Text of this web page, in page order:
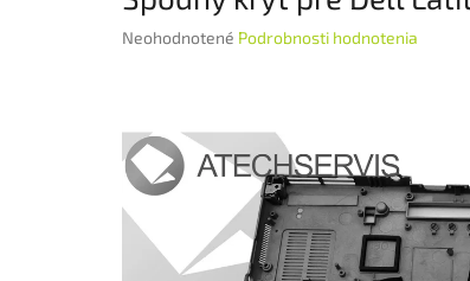
Priemerné
z
5
hviezdičiek.
Neohodnotené Podrobnosti hodnotenia